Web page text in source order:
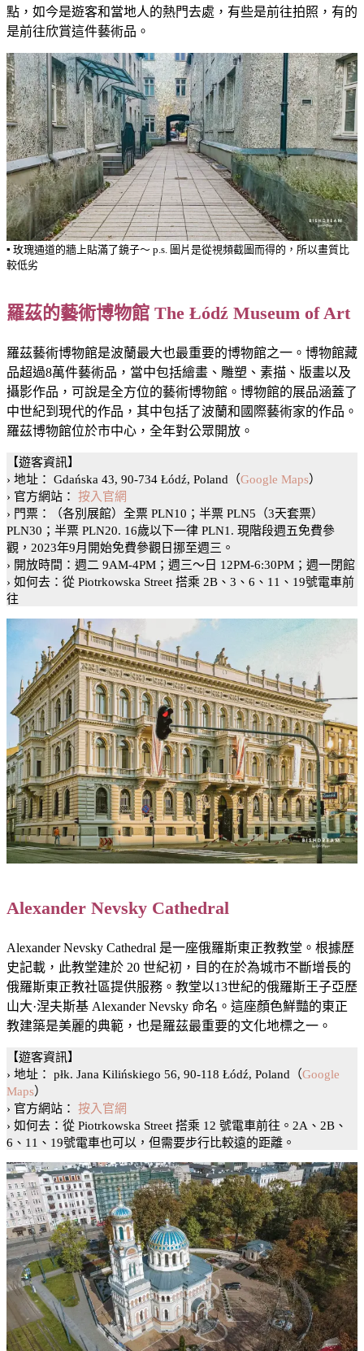
點，如今是遊客和當地人的熱門去處，有些是前往拍照，有的
是前往欣賞這件藝術品。
▪️ 玫瑰通道的牆上貼滿了鏡子～ p.s. 圖片是從視頻截圖而得的，所以畫質比
較低劣
羅茲的藝術博物館 The Łódź Museum of Art
羅茲藝術博物館是波蘭最大也最重要的博物館之一。博物館藏
品超過8萬件藝術品，當中包括繪畫、雕塑、素描、版畫以及
攝影作品，可說是全方位的藝術博物館。博物館的展品涵蓋了
中世紀到現代的作品，其中包括了波蘭和國際藝術家的作品。
羅茲博物館位於市中心，全年對公眾開放。
【遊客資訊】
› 地址： Gdańska 43, 90-734 Łódź, Poland（Google Maps）
› 官方網站： 按入官網
› 門票：（各別展館）全票 PLN10；半票 PLN5（3天套票）
PLN30；半票 PLN20. 16歲以下一律 PLN1. 現階段週五免費參
觀，2023年9月開始免費參觀日挪至週三。
› 開放時間：週二 9AM-4PM；週三～日 12PM-6:30PM；週一閉館
› 如何去：從 Piotrkowska Street 搭乘 2B、3、6、11、19號電車前
往
Alexander Nevsky Cathedral
Alexander Nevsky Cathedral 是一座俄羅斯東正教教堂。根據歷
史記載，此教堂建於 20 世紀初，目的在於為城市不斷增長的
俄羅斯東正教社區提供服務。教堂以13世紀的俄羅斯王子亞歷
山大·涅夫斯基 Alexander Nevsky 命名。這座顏色鮮豔的東正
教建築是美麗的典範，也是羅茲最重要的文化地標之一。
【遊客資訊】
› 地址： płk. Jana Kilińskiego 56, 90-118 Łódź, Poland（Google
Maps）
› 官方網站： 按入官網
› 如何去：從 Piotrkowska Street 搭乘 12 號電車前往。2A、2B、
6、11、19號電車也可以，但需要步行比較遠的距離。